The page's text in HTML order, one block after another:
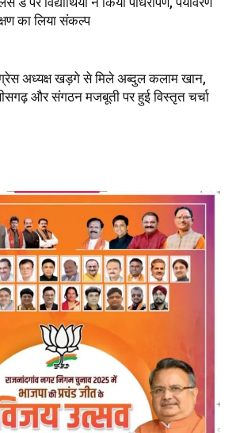
का लिया संकल्प
अध्यक्ष खड़गे से मिले अब्दुल कलाम खान,
और संगठन मजबूती पर हुई विस्तृत चर्चा